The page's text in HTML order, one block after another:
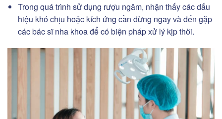
Trong quá trình sử dụng rượu ngâm, nhận thấy các dấu
hiệu khó chịu hoặc kích ứng cần dừng ngay và đến gặp
các bác sĩ nha khoa để có biện pháp xử lý kịp thời.